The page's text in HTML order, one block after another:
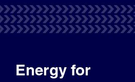
Energy for